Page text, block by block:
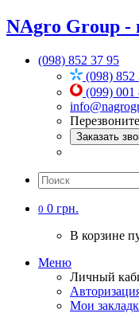
NAgro Group -
(098) 852 37 95
(098) 852
(099) 001
Заказать
0 0 грн.
В корзине
Меню
Личный
Мои